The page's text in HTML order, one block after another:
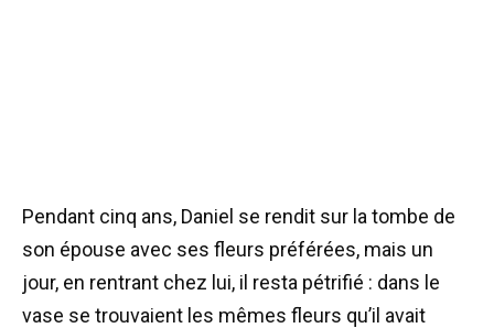
Pendant cinq ans, Daniel se rendit sur la tombe de
son épouse avec ses fleurs préférées, mais un
jour, en rentrant chez lui, il resta pétrifié : dans le
vase se trouvaient les mêmes fleurs qu’il avait